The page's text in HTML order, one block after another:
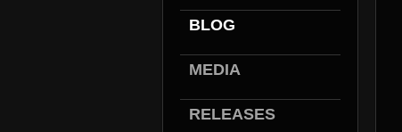
BLOG
MEDIA
RELEASES